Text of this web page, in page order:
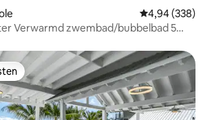
Gemiddelde
4,94 (338)
Verwarmd zwembad/bubbelbad 5